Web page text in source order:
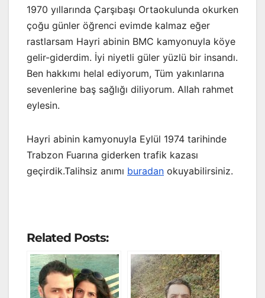
1970 yıllarında Çarşıbaşı Ortaokulunda okurken
çoğu günler öğrenci evimde kalmaz eğer
rastlarsam Hayri abinin BMC kamyonuyla köye
gelir-giderdim. İyi niyetli güler yüzlü bir insandı.
Ben hakkımı helal ediyorum, Tüm yakınlarına
sevenlerine baş sağlığı diliyorum. Allah rahmet
eylesin.
Hayri abinin kamyonuyla Eylül 1974 tarihinde
Trabzon Fuarına giderken trafik kazası
geçirdik.Talihsiz anımı buradan okuyabilirsiniz.
Related Posts: